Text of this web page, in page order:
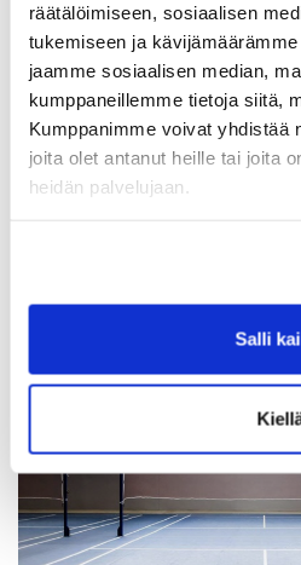
räätälöimiseen, sosiaalisen
tukemiseen ja
jaamme sosiaalisen median,
kumppaneillemme tietoja siitä,
Kumppanimme voivat yhdistää
joita olet antanut heille tai joita
heidän palvelujaan.
Salli
Tervetuloa uudet
12.06. Kuntosalien kesän
Wanted: Uusia ohjaajia